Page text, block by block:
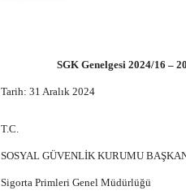
SGK Genelgesi 2024/16 –
Tarih: 31 Aralık 2024
T.C.
SOSYAL GÜVENLİK KURUMU
Sigorta Primleri Genel Müdürlüğü